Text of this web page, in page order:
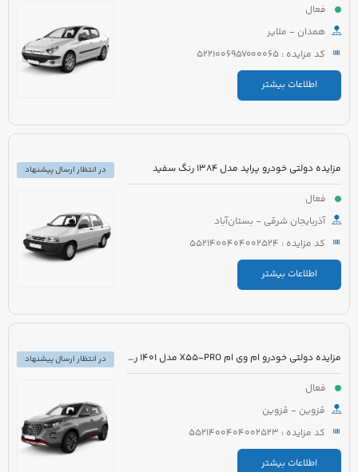
فعال
همدان - ملایر
کد مزایده : 5221006957000065
اطلاعات بیشتر
مزایده دولتی خودرو پراید مدل 1384 رنگ سفید
فعال
آذربایجان شرقی - بستان‌آباد
کد مزایده : 5521400404002524
اطلاعات بیشتر
در انتظار ارسال پیشنهاد
مزایده دولتی خودرو ام وی ام X55-PRO مدل 1401 رنگ مشکی متالیک
فعال
قزوین - قزوین
کد مزایده : 5521400404002523
اطلاعات بیشتر
در انتظار ارسال پیشنهاد